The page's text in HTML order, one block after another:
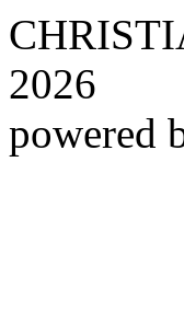
2026
powered